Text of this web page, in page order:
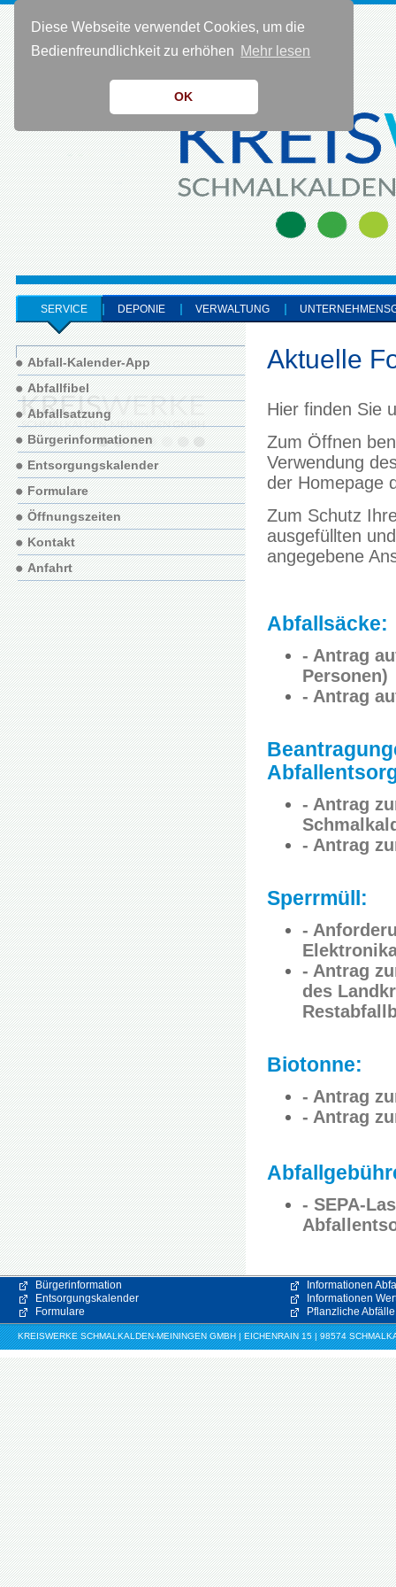
Diese Webseite verwendet Cookies, um die
Bedienfreundlichkeit zu erhöhen Mehr lesen
OK
KONTAKT 0 36 83 - 40 91 0
SERVICE DEPONIE VERWALTUNG
Aktuelle
Hier finden Sie
Zum Öffnen
Verwendung
der Homepage
Zum Schutz
ausgefüllten
angegebene
Abfallsäcke:
- Antrag
Personen)
- Antrag
- Antrag
- Antrag
Sperrmüll:
-
- Antrag
des
Biotonne:
- Antrag
- Antrag
- SEPA-
Abfall-Kalender-App
Abfallfibel
Abfallsatzung
Bürgerinformationen
Entsorgungskalender
Formulare
Öffnungszeiten
Kontakt
Anfahrt
Bürgerinformation
Entsorgungskalender
Formulare
Informationen
Informationen
Pflanzliche Abfälle
KREISWERKE SCHMALKALDEN-MEININGEN GMBH | EICHENRAIN 15 | 98574